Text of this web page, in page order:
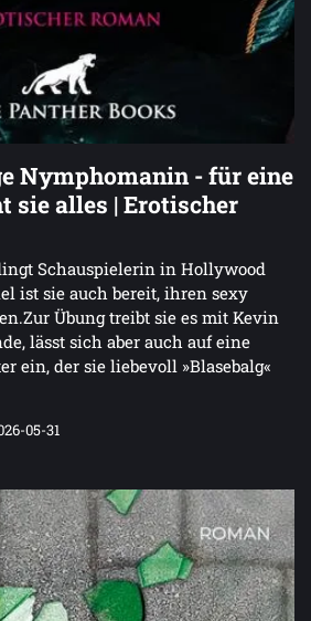
Nymphomanin - für eine
sie alles | Erotischer
Schauspielerin in Hollywood
ist sie auch bereit, ihren sexy
Übung treibt sie es mit Kevin
lässt sich aber auch auf eine
ein, der sie liebevoll »Blasebalg«
05-31